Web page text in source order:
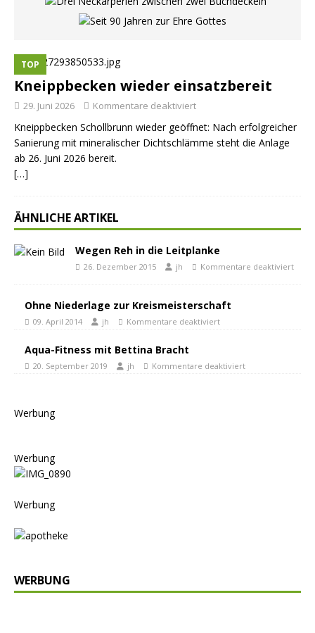
TOP
Kneippbecken wieder einsatzbereit
29. Juni 2026 Kommentare deaktiviert
Kneippbecken Schollbrunn wieder geöffnet: Nach erfolgreicher
Sanierung mit mineralischer Dichtschlämme steht die Anlage
ab 26. Juni 2026 bereit.
[…]
ÄHNLICHE ARTIKEL
Wegen Reh in die Leitplanke
26. Dezember 2015 jh Kommentare deaktiviert
Ohne Niederlage zur Kreismeisterschaft
09. April 2014 jh Kommentare deaktiviert
Aqua-Fitness mit Bettina Bracht
20. September 2019 jh Kommentare deaktiviert
Werbung
Werbung
Werbung
WERBUNG